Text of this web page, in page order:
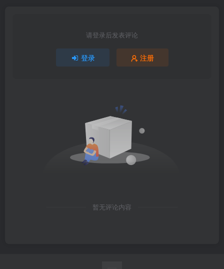
请登录后发表评论
登录 注册
暂无评论内容